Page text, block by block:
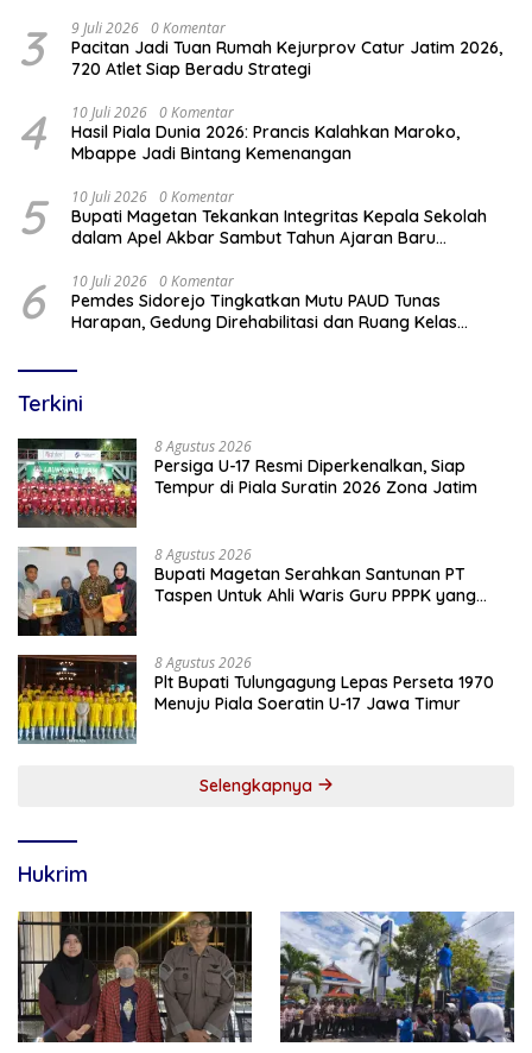
3 9 Juli 2026 0 Komentar
Pacitan Jadi Tuan Rumah Kejurprov Catur Jatim 2026,
720 Atlet Siap Beradu Strategi
4 10 Juli 2026 0 Komentar
Hasil Piala Dunia 2026: Prancis Kalahkan Maroko,
Mbappe Jadi Bintang Kemenangan
5 10 Juli 2026 0 Komentar
Bupati Magetan Tekankan Integritas Kepala Sekolah
dalam Apel Akbar Sambut Tahun Ajaran Baru
6 10 Juli 2026 0 Komentar
Pemdes Sidorejo Tingkatkan Mutu PAUD Tunas
Harapan, Gedung Direhabilitasi dan Ruang Kelas
Terkini
8 Agustus 2026
Persiga U-17 Resmi Diperkenalkan, Siap
Tempur di Piala Suratin 2026 Zona Jatim
8 Agustus 2026
Bupati Magetan Serahkan Santunan PT
Taspen Untuk Ahli Waris Guru PPPK yang
8 Agustus 2026
Plt Bupati Tulungagung Lepas Perseta 1970
Menuju Piala Soeratin U-17 Jawa Timur
Selengkapnya
Hukrim